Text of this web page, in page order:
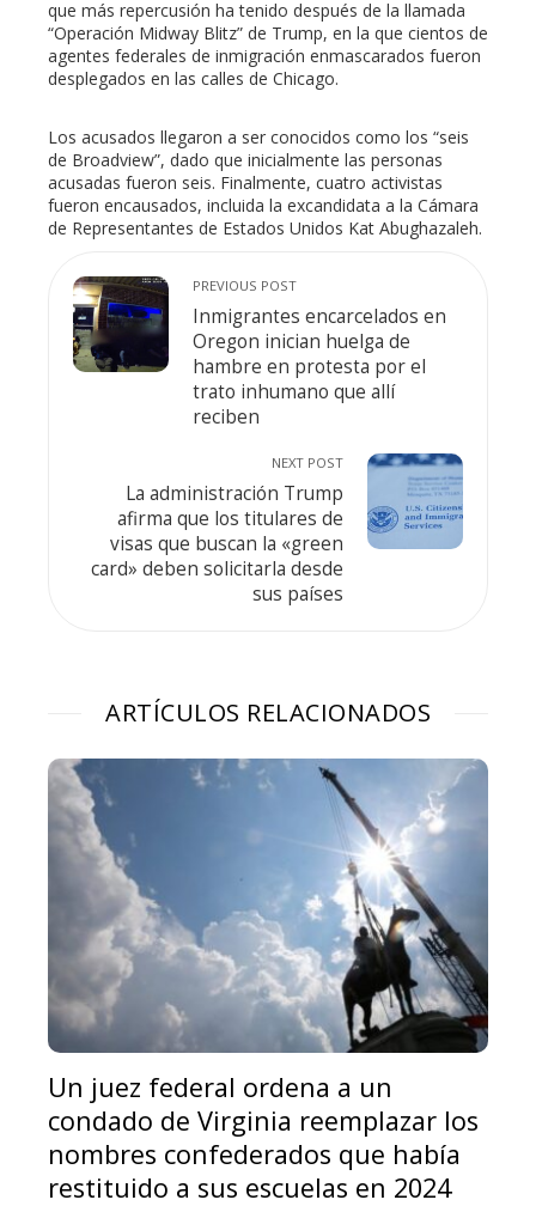
que más repercusión ha tenido después de la llamada
“Operación Midway Blitz” de Trump, en la que cientos de
agentes federales de inmigración enmascarados fueron
desplegados en las calles de Chicago.
Los acusados llegaron a ser conocidos como los “seis
de Broadview”, dado que inicialmente las personas
acusadas fueron seis. Finalmente, cuatro activistas
fueron encausados, incluida la excandidata a la Cámara
de Representantes de Estados Unidos Kat Abughazaleh.
PREVIOUS POST
Inmigrantes encarcelados en
Oregon inician huelga de
hambre en protesta por el
trato inhumano que allí
reciben
NEXT POST
La administración Trump
afirma que los titulares de
visas que buscan la «green
card» deben solicitarla desde
sus países
ARTÍCULOS RELACIONADOS
Un juez federal ordena a un
condado de Virginia reemplazar los
nombres confederados que había
restituido a sus escuelas en 2024